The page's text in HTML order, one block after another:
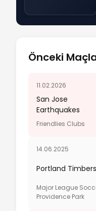
Önceki
11.02.2026
San Jose
Earthquakes
Friendlies Clubs
14.06.2025
Portland Timbers
Major League
Providence Park